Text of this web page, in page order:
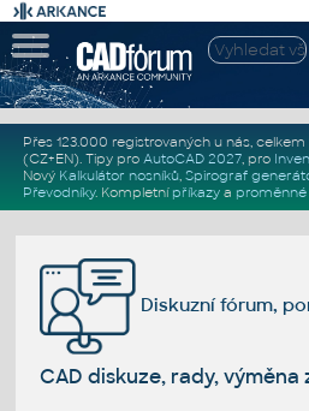
Přes 123.000 registrovaných u nás, celkem
(CZ+EN). Tipy pro AutoCAD 2027, pro
Nový Kalkulátor nosníků, Spirograf
Převodníky. Kompletní příkazya proměnné
Diskuzní fórum,
CAD diskuze, rady, výměna